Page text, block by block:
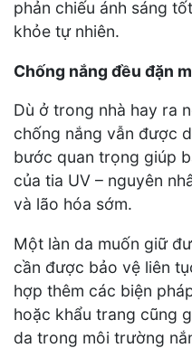
phản chiếu ánh sáng
khỏe tự nhiên.
Chống nắng đều đặn
Dù ở trong nhà hay ra
chống nắng vẫn được
bước quan trọng giúp
của tia UV – nguyên
và lão hóa sớm.
Một làn da muốn giữ
cần được bảo vệ liên
hợp thêm các biện
hoặc khẩu trang cũng
da trong môi trường